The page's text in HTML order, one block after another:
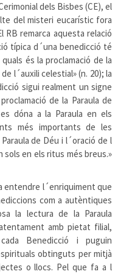
dels Bisbes (CE), el
del misteri eucarístic fora
RB remarca aquesta relació
típica d´una benedicció té
és la proclamació de la
l´auxili celestial» (n. 20); la
sigui realment un signe
de la Paraula de
dóna a la Paraula en els
més importants de les
de Déu i l´oració de l
sols en els ritus més breus.»
entendre l´enriquiment que
com a autèntiques
la lectura de la Paraula
amb pietat filial,
Benedicció i puguin
obtinguts per mitjà
o llocs. Pel que fa a l